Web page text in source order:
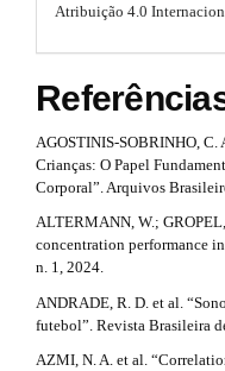
b
e
_
m
n
u
.
s
i
e
r
a
p
3
.
a
r
Atribuição 4.0
AGOSTINIS-SOBRINHO, C.
Crianças: O Papel
Corporal”. Arquivos
ALTERMANN, W.;
concentration performance
n. 1, 2024.
ANDRADE, R. D. et al.
futebol”. Revista Brasileira
AZMI, N. A. et al.